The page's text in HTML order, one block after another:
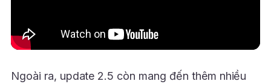
Ngoài ra, update 2.5 còn mang đến thêm nhiều